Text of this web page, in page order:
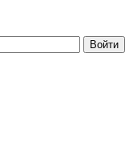
Войти